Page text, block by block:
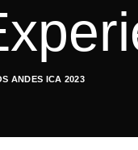
ANDES ICA 2023